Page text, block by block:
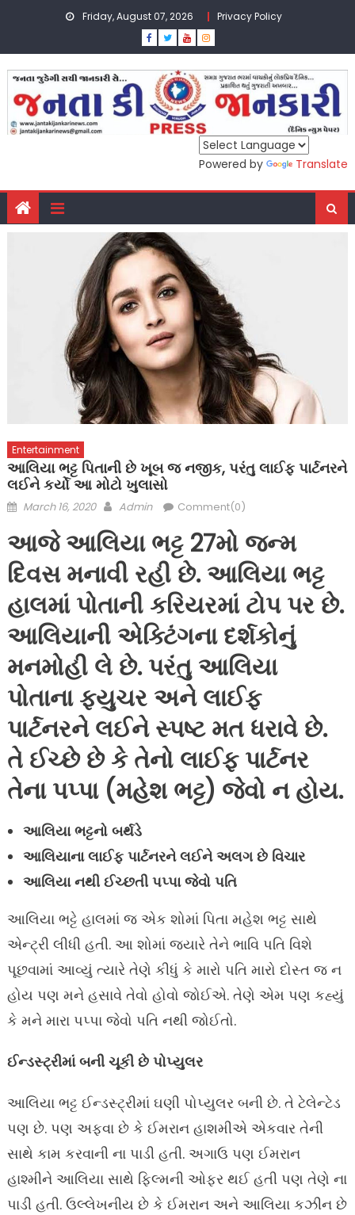
Friday, August 07, 2026 Privacy Policy
Powered by Translate
Entertainment
આલિયા ભટ્ટ પિતાની છે ખૂબ જ નજીક, પરંતુ લાઈફ પાર્ટનરને
લઈને કર્યો આ મોટો ખુલાસો
Posted
March 16, 2020 Author
Admin Comment(0)
આજે આલિયા ભટ્ટ 27મો જન્મ
દિવસ મનાવી રહી છે. આલિયા ભટ્ટ
હાલમાં પોતાની કરિયરમાં ટોપ પર છે.
આલિયાની એક્ટિંગના દર્શકોનું
મનમોહી લે છે. પરંતુ આલિયા
પોતાના ફ્યુચર અને લાઈફ
પાર્ટનરને લઈને સ્પષ્ટ મત ધરાવે છે.
તે ઈચ્છે છે કે તેનો લાઈફ પાર્ટનર
તેના પપ્પા (મહેશ ભટ્ટ) જેવો ન હોય.
આલિયા ભટ્ટનો બર્થડે
આલિયાના લાઈફ પાર્ટનરને લઈને અલગ છે વિચાર
આલિયા નથી ઈચ્છતી પપ્પા જેવો પતિ
આલિયા ભટ્ટે હાલમાં જ એક શોમાં પિતા મહેશ ભટ્ટ સાથે
એન્ટ્રી લીધી હતી. આ શોમાં જ્યારે તેને ભાવિ પતિ વિશે
પૂછવામાં આવ્યું ત્યારે તેણે કીધું કે મારો પતિ મારો દોસ્ત જ ન
હોય પણ મને હસાવે તેવો હોવો જોઈએ. તેણે એમ પણ કહ્યું
કે મને મારા પપ્પા જેવો પતિ નથી જોઈતો.
ઈન્ડસ્ટ્રીમાં બની ચૂકી છે પોપ્યુલર
આલિયા ભટ્ટ ઈન્ડસ્ટ્રીમાં ઘણી પોપ્યુલર બની છે. તે ટેલેન્ટેડ
પણ છે. પણ અફવા છે કે ઈમરાન હાશમીએ એકવાર તેની
સાથે કામ કરવાની ના પાડી હતી. અગાઉ પણ ઈમરાન
હાશ્મીને આલિયા સાથે ફિલ્મની ઓફર થઈ હતી પણ તેણે ના
પાડી હતી. ઉલ્લેખનીય છે કે ઈમરાન અને આલિયા કઝીન છે